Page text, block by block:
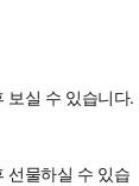
보실 수 있습니다.
선물하실 수 있습